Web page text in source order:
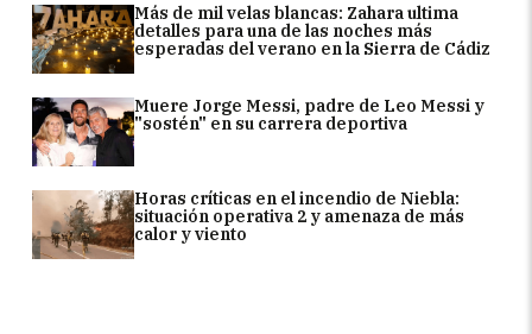
Más de mil velas blancas: Zahara ultima
detalles para una de las noches más
esperadas del verano en la Sierra de Cádiz
Muere Jorge Messi, padre de Leo Messi y
"sostén" en su carrera deportiva
Horas críticas en el incendio de Niebla:
situación operativa 2 y amenaza de más
calor y viento